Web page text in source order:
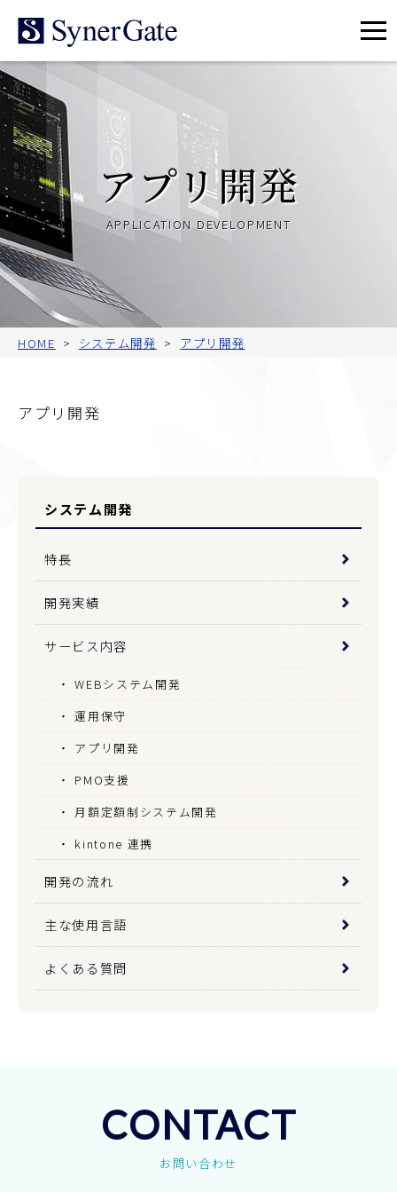
メ
ュ
アプリ開発
APPLICATION DEVELOPMENT
HOME システム開発 アプリ開発
アプリ開発
システム開発
特長
開発実績
サービス内容
WEBシステム開発
運用保守
アプリ開発
PMO支援
月額定額制システム開発
kintone 連携
開発の流れ
主な使用言語
よくある質問
CONTACT
お問い合わせ